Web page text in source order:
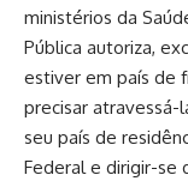
ministérios da
Pública autoriza,
estiver em país de
precisar
seu país de
Federal e dirigir-se